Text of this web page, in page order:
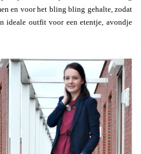
en voor het bling bling gehalte, zodat
ideale outfit voor een etentje, avondje